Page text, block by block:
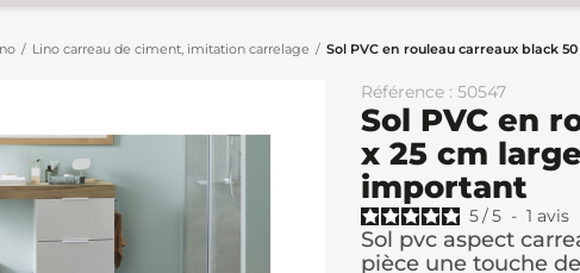
Lino carreau de ciment, imitation carrelage Sol PVC en rouleau carreaux black
Référence : 50547
Sol PVC en
x 25 cm
important
5/5 - 1 avis
Sol pvc aspect
pièce une touche